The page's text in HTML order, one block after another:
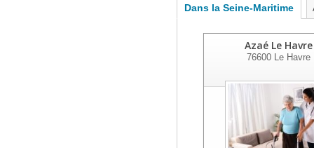
Dans la Seine-Maritime
Azaé Le Havre
76600 Le Havre